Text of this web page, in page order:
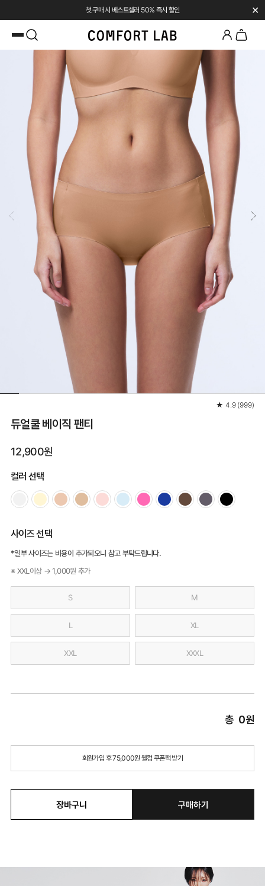
첫 구매 시 베스트셀러 50% 즉시 할인 ✕
★ 4.9 (999)
듀얼쿨 베이직 팬티
12,900원
컬러 선택
사이즈 선택
*일부 사이즈는 비용이 추가되오니 참고 부탁드립니다.
※ XXL이상 → 1,000원 추가
S M
L XL
XXL XXXL
총 0원
회원가입 후 75,000원 웰컴 쿠폰팩 받기
장바구니 구매하기